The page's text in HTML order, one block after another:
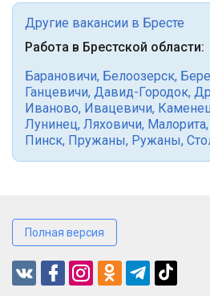
Другие вакансии в Бресте
Работа в Брестской области:
Барановичи, Белоозерск,
Ганцевичи, Давид-Городок,
Иваново, Ивацевичи,
Лунинец, Ляховичи, Малорита,
Пинск, Пружаны, Ружаны,
Полная версия